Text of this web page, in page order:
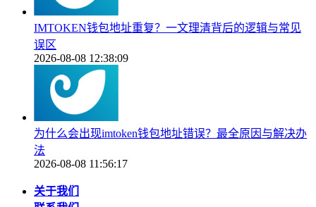
IMTOKEN钱包地址重复？一文理清背后的逻辑与常见
误区
2026-08-08 12:38:09
为什么会出现imtoken钱包地址错误？最全原因与解决办
法
2026-08-08 11:56:17
关于我们